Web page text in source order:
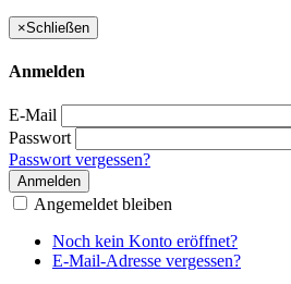
×Schließen
Anmelden
E-Mail
Passwort
Passwort vergessen?
Anmelden
Angemeldet bleiben
Noch kein Konto eröffnet?
E-Mail-Adresse vergessen?